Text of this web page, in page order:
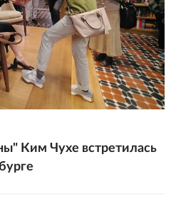
Ким Чухе встретилась